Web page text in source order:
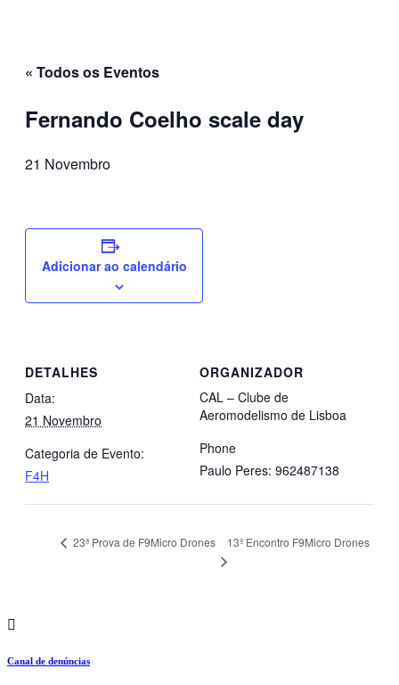
« Todos os Eventos
Fernando Coelho scale day
21 Novembro
Adicionar ao calendário
DETALHES
Data:
21 Novembro
Categoria de Evento:
F4H
ORGANIZADOR
CAL – Clube de
Aeromodelismo de Lisboa
Phone
Paulo Peres: 962487138
23ª Prova de F9Micro Drones 13º Encontro F9Micro Drones
Canal de denúncias